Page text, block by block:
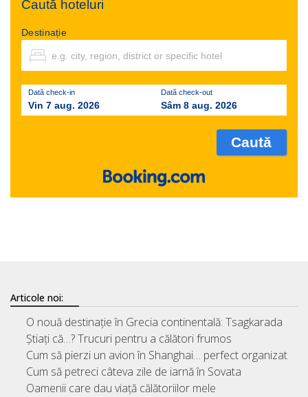
Caută hoteluri
Destinație
Dată check-in
Vin 7 aug. 2026
Dată check-out
Sâm 8 aug. 2026
Articole noi:
O nouă destinație în Grecia continentală: Tsagkarada
Știați că…? Trucuri pentru a călători frumos
Cum să pierzi un avion în Shanghai… perfect organizat
Cum să petreci câteva zile de iarnă în Sovata
Oamenii care dau viață călătoriilor mele